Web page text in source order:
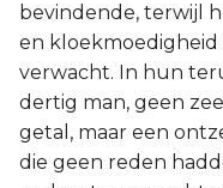
bevindende, terwijl
en
verwacht. In hun
dertig man, geen
getal, maar een
die geen reden